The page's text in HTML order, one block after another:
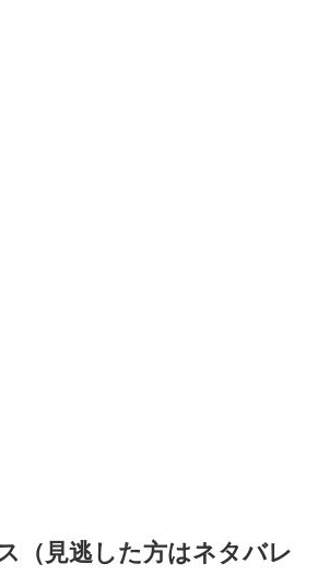
（見逃した方はネタバレ